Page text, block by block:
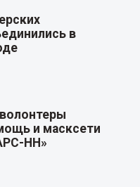
в
и масксети
НН»